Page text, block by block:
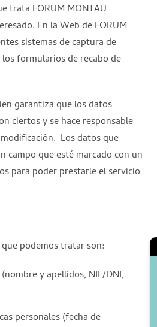
trata FORUM MONTAU
En la Web de FORUM
sistemas de captura de
formularios de recabo de
garantiza que los datos
ciertos y se hace responsable
Los datos que
campo que esté marcado con un
para poder prestarle el servicio
podemos tratar son:
y apellidos, NIF/DNI,
personales (fecha de